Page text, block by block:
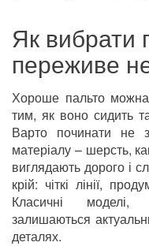
Як вибрати
переживе
Хороше пальто
тим, як воно сидить
Варто починати не
матеріалу – шерсть,
виглядають дорого і
крій: чіткі лінії,
Класичні
залишаються
деталях.